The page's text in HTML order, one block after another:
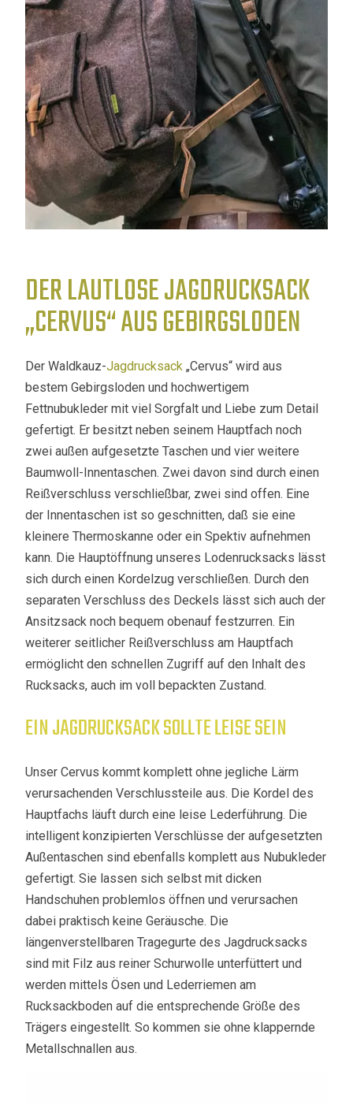
DER LAUTLOSE JAGDRUCKSACK
„CERVUS“ AUS GEBIRGSLODEN
Der Waldkauz-Jagdrucksack „Cervus“ wird aus
bestem Gebirgsloden und hochwertigem
Fettnubukleder mit viel Sorgfalt und Liebe zum Detail
gefertigt. Er besitzt neben seinem Hauptfach noch
zwei außen aufgesetzte Taschen und vier weitere
Baumwoll-Innentaschen. Zwei davon sind durch einen
Reißverschluss verschließbar, zwei sind offen. Eine
der Innentaschen ist so geschnitten, daß sie eine
kleinere Thermoskanne oder ein Spektiv aufnehmen
kann. Die Hauptöffnung unseres Lodenrucksacks lässt
sich durch einen Kordelzug verschließen. Durch den
separaten Verschluss des Deckels lässt sich auch der
Ansitzsack noch bequem obenauf festzurren. Ein
weiterer seitlicher Reißverschluss am Hauptfach
ermöglicht den schnellen Zugriff auf den Inhalt des
Rucksacks, auch im voll bepackten Zustand.
EIN JAGDRUCKSACK SOLLTE LEISE SEIN
Unser Cervus kommt komplett ohne jegliche Lärm
verursachenden Verschlussteile aus. Die Kordel des
Hauptfachs läuft durch eine leise Lederführung. Die
intelligent konzipierten Verschlüsse der aufgesetzten
Außentaschen sind ebenfalls komplett aus Nubukleder
gefertigt. Sie lassen sich selbst mit dicken
Handschuhen problemlos öffnen und verursachen
dabei praktisch keine Geräusche. Die
längenverstellbaren Tragegurte des Jagdrucksacks
sind mit Filz aus reiner Schurwolle unterfüttert und
werden mittels Ösen und Lederriemen am
Rucksackboden auf die entsprechende Größe des
Trägers eingestellt. So kommen sie ohne klappernde
Metallschnallen aus.